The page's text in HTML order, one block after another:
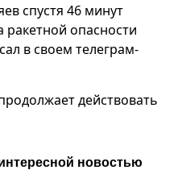
спустя 46 минут
опасности
в своем телеграм-
действовать
новостью